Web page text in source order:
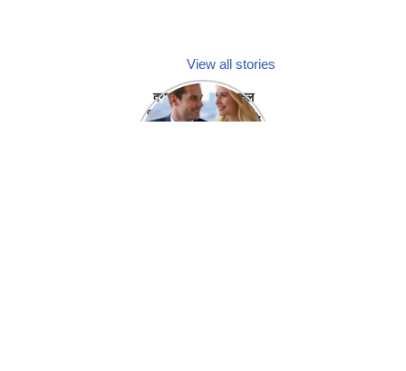
View all stories
क्या होगा अगर मेडिकल
प्रतिनिधि अपनी ही कंपनी